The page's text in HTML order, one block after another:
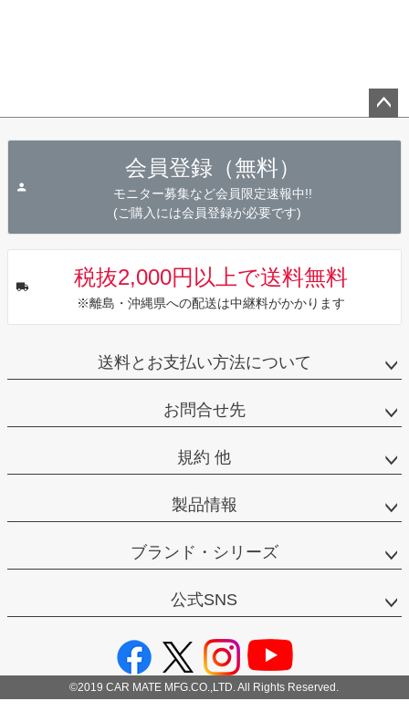
会員登録（無料）
モニター募集など会員限定速報中!!
(ご購入には会員登録が必要です)
税抜2,000円以上で送料無料
※離島・沖縄県への配送は中継料がかかります
送料とお支払い方法について
お問合せ先
規約 他
製品情報
ブランド・シリーズ
公式SNS
©2019 CAR MATE MFG.CO.,LTD. All Rights Reserved.